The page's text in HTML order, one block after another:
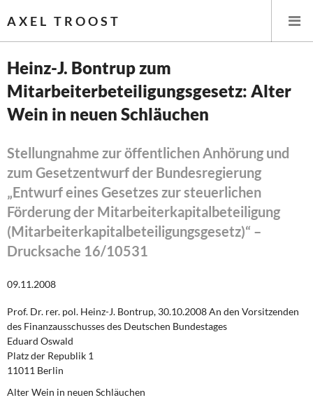
AXEL TROOST
Startseite
Leitlinien linker Wirtschafts- und Finanzpolitik
Wirtschaftspolitik
Steuer- und Finanzpolitik
Öffentliche Infrastruktur und Daseinsvorsorge
Eurokrise und Griechenland
DIE LINKE
Weitere Themen
Memo-Gruppe
Heinz-J. Bontrup zum
Mitarbeiterbeteiligungsgesetz: Alter
Wein in neuen Schläuchen
Stellungnahme zur öffentlichen Anhörung und
zum Gesetzentwurf der Bundesregierung
„Entwurf eines Gesetzes zur steuerlichen
Förderung der Mitarbeiterkapitalbeteiligung
(Mitarbeiterkapitalbeteiligungsgesetz)“ –
Drucksache 16/10531
09.11.2008
Prof. Dr. rer. pol. Heinz-J. Bontrup, 30.10.2008 An den Vorsitzenden
des Finanzausschusses des Deutschen Bundestages
Eduard Oswald
Platz der Republik 1
11011 Berlin
Alter Wein in neuen Schläuchen